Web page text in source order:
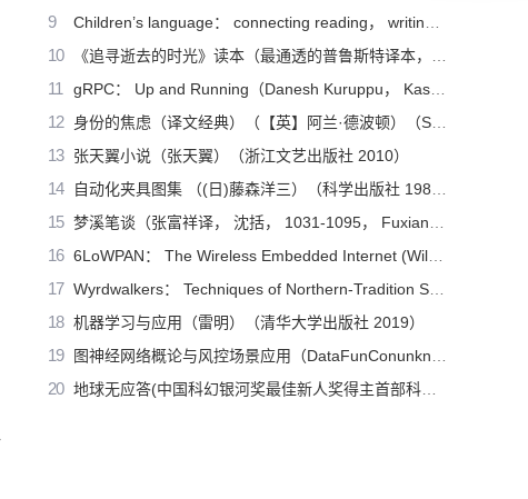
9 Children’s language： connecting reading， writing， and talk（Judith Wells Lindfors）（Teachers College Press 2008）
10 《追寻逝去的时光》读本（最通透的普鲁斯特译本，“大跨度”节选七卷本，一字不易；附赠《普罗斯特纸上展览》）（【法】马塞尔•普鲁斯特，周克希译）（广西师范大学出版社 2015）
11 gRPC： Up and Running（Danesh Kuruppu， Kasun Indrasiri）（O’Reilly Media 2020）
12 身份的焦虑（译文经典）（【英】阿兰·德波顿）（Shanghai Translation Publishing House 2018）
13 张天翼小说（张天翼）（浙江文艺出版社 2010）
14 自动化夹具图集 （(日)藤森洋三）（科学出版社 1982）
15 梦溪笔谈（张富祥译， 沈括， 1031-1095， Fuxiang Zhang）（北京：中华书局 2009）
16 6LoWPAN： The Wireless Embedded Internet (Wiley Series on Communications Networking & Distributed Systems)（Zach Shelby， Carsten Bormann）（Wiley 2010）
17 Wyrdwalkers： Techniques of Northern-Tradition Shamanism（Raven Kaldera）（2013）
18 机器学习与应用（雷明）（清华大学出版社 2019）
19 图神经网络概论与风控场景应用（DataFunConunknown）（DataFunCon 2022）
20 地球无应答(中国科幻银河奖最佳新人奖得主首部科幻短篇集！改良基因会不会带来灾难？置身未来，看时间空间合伙变魔术！)（王诺诺 [王诺诺]）（湖南文艺出版社 2019）